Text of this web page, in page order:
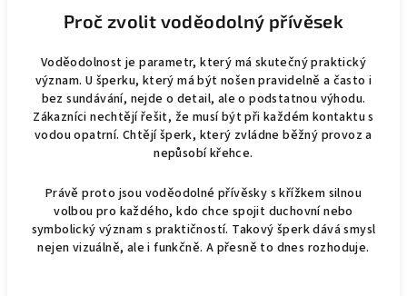
Proč zvolit voděodolný přívěsek
Voděodolnost je parametr, který má skutečný praktický
význam. U šperku, který má být nošen pravidelně a často i
bez sundávání, nejde o detail, ale o podstatnou výhodu.
Zákazníci nechtějí řešit, že musí být při každém kontaktu s
vodou opatrní. Chtějí šperk, který zvládne běžný provoz a
nepůsobí křehce.
Právě proto jsou voděodolné přívěsky s křížkem silnou
volbou pro každého, kdo chce spojit duchovní nebo
symbolický význam s praktičností. Takový šperk dává smysl
nejen vizuálně, ale i funkčně. A přesně to dnes rozhoduje.